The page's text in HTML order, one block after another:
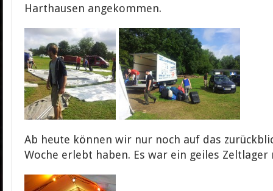
Harthausen angekommen.
Ab heute können wir nur noch auf das
Woche erlebt haben. Es war ein geiles Zeltlager